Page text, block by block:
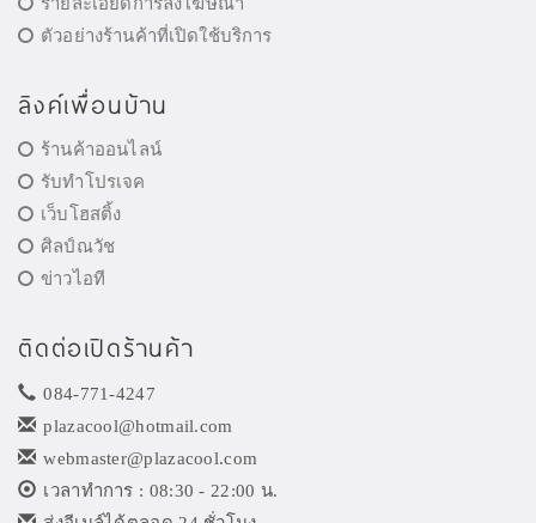
ตัวอย่างร้านค้าที่เปิดใช้บริการ
ลิงค์เพื่อนบ้าน
ร้านค้าออนไลน์
รับทำโปรเจค
เว็บโฮสติ้ง
ศิลป์ณวัช
ข่าวไอที
ติดต่อเปิดร้านค้า
084-771-4247
plazacool@hotmail.com
webmaster@plazacool.com
เวลาทำการ : 08:30 - 22:00 น.